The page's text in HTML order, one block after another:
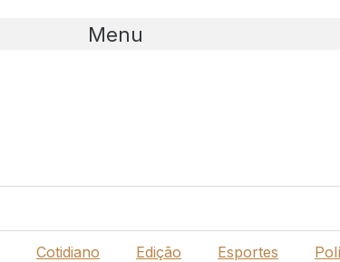
Menu
Cotidiano Edição Esportes